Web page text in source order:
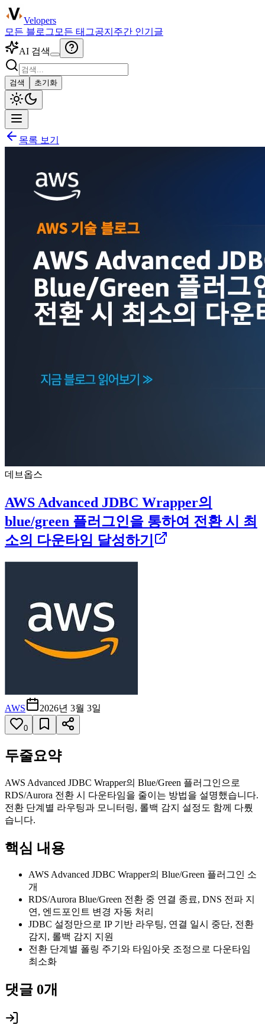
Velopers
모든 블로그 모든 태그공지 주간 인기글
AI 검색
검색 초기화
목록 보기
데브옵스
AWS Advanced JDBC Wrapper의
blue/green 플러그인을 통하여 전환 시 최
소의 다운타임 달성하기
AWS 2026년 3월 3일
0
두줄요약
AWS Advanced JDBC Wrapper의 Blue/Green 플러그인으로
RDS/Aurora 전환 시 다운타임을 줄이는 방법을 설명했습니다.
전환 단계별 라우팅과 모니터링, 롤백 감지 설정도 함께 다뤘
습니다.
핵심 내용
AWS Advanced JDBC Wrapper의 Blue/Green 플러그인 소
개
RDS/Aurora Blue/Green 전환 중 연결 종료, DNS 전파 지
연, 엔드포인트 변경 자동 처리
JDBC 설정만으로 IP 기반 라우팅, 연결 일시 중단, 전환
감지, 롤백 감지 지원
전환 단계별 폴링 주기와 타임아웃 조정으로 다운타임
최소화
댓글 0개